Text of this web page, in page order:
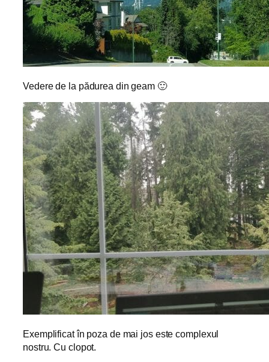
Vedere de la pădurea din geam 🙂
Exemplificat în poza de mai jos este complexul
nostru. Cu clopot.